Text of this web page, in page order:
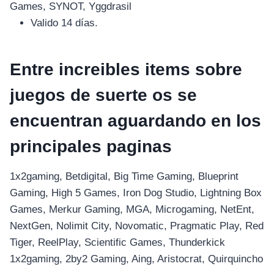
Games, SYNOT, Yggdrasil
Valido 14 días.
Entre increibles items sobre
juegos de suerte os se
encuentran aguardando en los
principales paginas
1x2gaming, Betdigital, Big Time Gaming, Blueprint
Gaming, High 5 Games, Iron Dog Studio, Lightning Box
Games, Merkur Gaming, MGA, Microgaming, NetEnt,
NextGen, Nolimit City, Novomatic, Pragmatic Play, Red
Tiger, ReelPlay, Scientific Games, Thunderkick
1x2gaming, 2by2 Gaming, Aing, Aristocrat, Quirquincho